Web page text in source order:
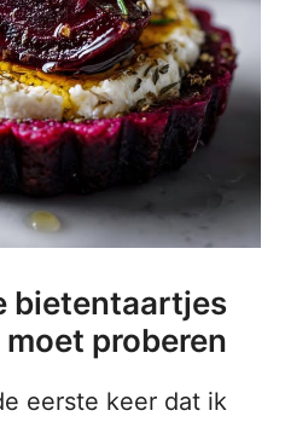
bietentaartjes
proberen
eerste keer dat ik